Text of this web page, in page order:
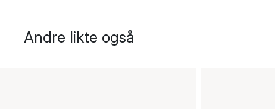
Andre likte også